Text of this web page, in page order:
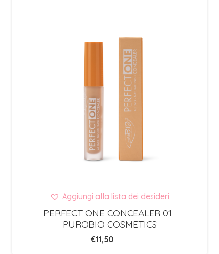
Aggiungi alla lista dei desideri
PERFECT ONE CONCEALER 01 |
PUROBIO COSMETICS
€11,50